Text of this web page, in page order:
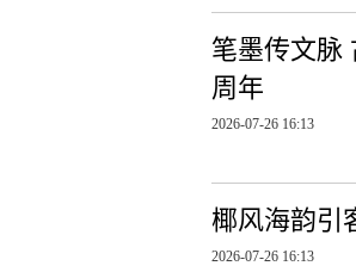
笔墨传文脉
周年
2026-07-26 16:13
椰风海韵引
2026-07-26 16:13